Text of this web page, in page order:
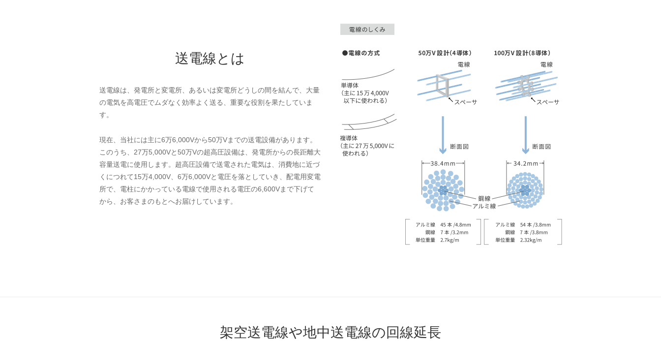
送電線とは
送電線は、発電所と変電所、あるいは変電所どうしの間を結んで、大量
の電気を高電圧でムダなく効率よく送る、重要な役割を果たしていま
す。
現在、当社には主に6万6,000Vから50万Vまでの送電設備があります。
このうち、27万5,000Vと50万Vの超高圧設備は、発電所からの長距離大
容量送電に使用します。超高圧設備で送電された電気は、消費地に近づ
くにつれて15万4,000V、6万6,000Vと電圧を落としていき、配電用変電
所で、電柱にかかっている電線で使用される電圧の6,600Vまで下げて
から、お客さまのもとへお届けしています。
架空送電線や地中送電線の回線延長